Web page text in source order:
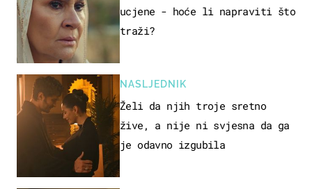
ucjene - hoće li napraviti što
traži?
NASLJEDNIK
Želi da njih troje sretno
žive, a nije ni svjesna da ga
je odavno izgubila